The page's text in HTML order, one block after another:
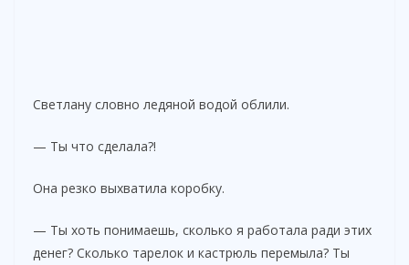
Светлану словно ледяной водой облили.
— Ты что сделала?!
Она резко выхватила коробку.
— Ты хоть понимаешь, сколько я работала ради этих
денег? Сколько тарелок и кастрюль перемыла? Ты